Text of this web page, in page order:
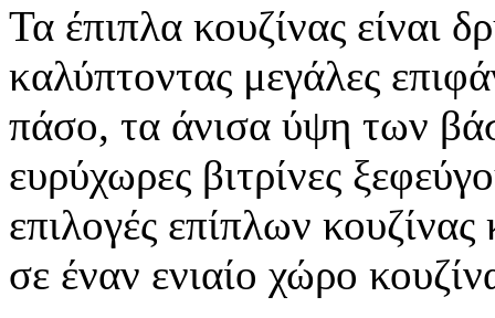
Τα έπιπλα κουζίνας είναι
καλύπτοντας μεγάλες
πάσο, τα άνισα ύψη των
ευρύχωρες βιτρίνες
επιλογές επίπλων
σε έναν ενιαίο χώρο